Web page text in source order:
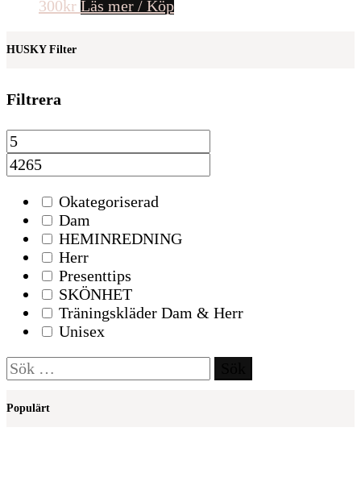
300kr Läs mer / Köp
HUSKY Filter
Filtrera
Okategoriserad
Dam
HEMINREDNING
Herr
Presenttips
SKÖNHET
Träningskläder Dam & Herr
Unisex
Sök
efter:
Populärt